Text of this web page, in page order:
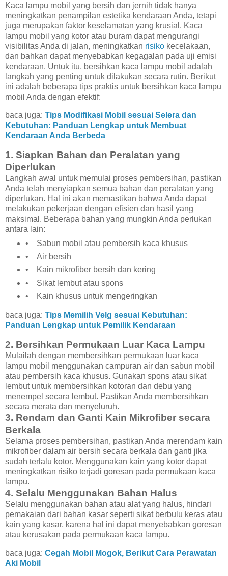
Kaca lampu mobil yang bersih dan jernih tidak hanya
meningkatkan penampilan estetika kendaraan Anda, tetapi
juga merupakan faktor keselamatan yang krusial. Kaca
lampu mobil yang kotor atau buram dapat mengurangi
visibilitas Anda di jalan, meningkatkan risiko kecelakaan,
dan bahkan dapat menyebabkan kegagalan pada uji emisi
kendaraan. Untuk itu, bersihkan kaca lampu mobil adalah
langkah yang penting untuk dilakukan secara rutin. Berikut
ini adalah beberapa tips praktis untuk bersihkan kaca lampu
mobil Anda dengan efektif:
baca juga: Tips Modifikasi Mobil sesuai Selera dan
Kebutuhan: Panduan Lengkap untuk Membuat
Kendaraan Anda Berbeda
1. Siapkan Bahan dan Peralatan yang
Diperlukan
Langkah awal untuk memulai proses pembersihan, pastikan
Anda telah menyiapkan semua bahan dan peralatan yang
diperlukan. Hal ini akan memastikan bahwa Anda dapat
melakukan pekerjaan dengan efisien dan hasil yang
maksimal. Beberapa bahan yang mungkin Anda perlukan
antara lain:
• Sabun mobil atau pembersih kaca khusus
• Air bersih
• Kain mikrofiber bersih dan kering
• Sikat lembut atau spons
• Kain khusus untuk mengeringkan
baca juga: Tips Memilih Velg sesuai Kebutuhan:
Panduan Lengkap untuk Pemilik Kendaraan
2. Bersihkan Permukaan Luar Kaca Lampu
Mulailah dengan membersihkan permukaan luar kaca
lampu mobil menggunakan campuran air dan sabun mobil
atau pembersih kaca khusus. Gunakan spons atau sikat
lembut untuk membersihkan kotoran dan debu yang
menempel secara lembut. Pastikan Anda membersihkan
secara merata dan menyeluruh.
3. Rendam dan Ganti Kain Mikrofiber secara
Berkala
Selama proses pembersihan, pastikan Anda merendam kain
mikrofiber dalam air bersih secara berkala dan ganti jika
sudah terlalu kotor. Menggunakan kain yang kotor dapat
meningkatkan risiko terjadi goresan pada permukaan kaca
lampu.
4. Selalu Menggunakan Bahan Halus
Selalu menggunakan bahan atau alat yang halus, hindari
pemakaian dari bahan kasar seperti sikat berbulu keras atau
kain yang kasar, karena hal ini dapat menyebabkan goresan
atau kerusakan pada permukaan kaca lampu.
baca juga: Cegah Mobil Mogok, Berikut Cara Perawatan
Aki Mobil